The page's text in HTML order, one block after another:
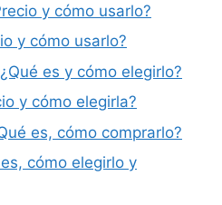
y cómo usarlo?
y cómo usarlo?
es y cómo elegirlo?
y cómo elegirla?
es, cómo comprarlo?
cómo elegirlo y